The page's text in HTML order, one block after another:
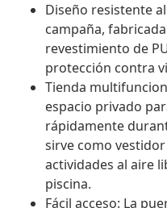
Diseño resistente
campaña,
revestimiento de
protección contra
Tienda
espacio privado
rápidamente
sirve como
actividades al aire
piscina.
Fácil acceso: La